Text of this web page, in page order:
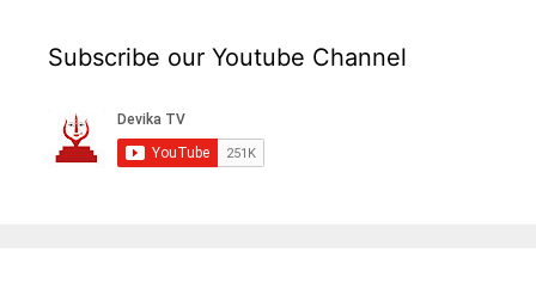
Subscribe our Youtube Channel